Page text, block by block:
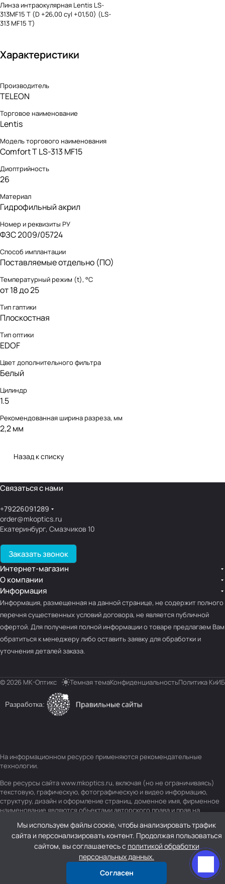
Линза интраокулярная Lentis LS-
313MF15 T (D +26,00 cyl +01,50) (LS-
313 MF15 T)
Характеристики
Производитель
TELEON
Торговое наименование
Lentis
Модель торгового наименования
Comfort T LS-313 MF15
Диоптрийность
26
Материал
Гидрофильный акрил
Номер и реквизиты РУ
ФЗС 2009/05724
Способ имплантации
Поставляемые отдельно (ПО)
Температурный режим (t), °С
от 18 до 25
Тип гаптики
Плоскостная
Тип оптики
EDOF
Цвет дополнительного фильтра
Белый
Цилиндр
1.5
Рекомендованная ширина разреза, мм
2,2 мм
Назад к списку
Связаться с нами
+79226091289
order@mkoptics.ru
Екатеринбург, Смазчиков 10
Заказать звонок
Интернет-магазин
О компании
Информация
Информация, размещенная на данной странице, не содержит полного
перечня существенных условий договора, не является публичной
офертой. Для получения полной информации о товаре предлагаем Вам
обратиться к менеджеру либо оставить заявку для обработки и
уточнения деталей заказа.
© 2026 МК-Оптикс Темная темаКонфиденциальностьПолитика КиИБ
Разработка:
На информационном ресурсе применяются рекомендательные
технологии.
Все ресурсы сайта www.mkoptics.ru, включая (но не ограничиваясь)
текстовую, графическую, фотографическую и видео информацию,
структуру, дизайн и оформление страниц, доменное имя, фирменное
наименование являются объектами авторского права и прав на
законодательством и международными соглашениями об охране
авторских прав.Читать далее
Мы используем файлы соокіе, чтобы анализировать трафик
сайта и персонализировать контент. Продолжая пользоваться
сайтом, вы соглашаетесь с политикой обработки
персональных данных.
Согласен